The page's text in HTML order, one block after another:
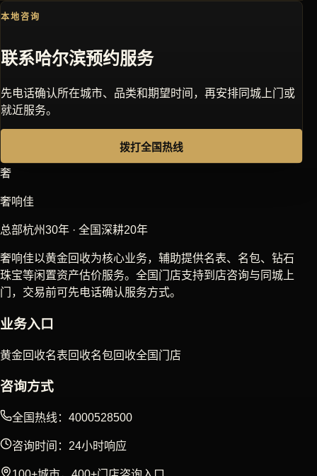
本地咨询
联系哈尔滨预约服务
先电话确认所在城市、品类和期望时间，再安排同城上门或
就近服务。
拨打全国热线
奢
奢响佳
总部杭州30年 · 全国深耕20年
奢响佳以黄金回收为核心业务，辅助提供名表、名包、钻石
珠宝等闲置资产估价服务。全国门店支持到店咨询与同城上
门，交易前可先电话确认服务方式。
业务入口
黄金回收名表回收名包回收全国门店
咨询方式
全国热线：4000528500
咨询时间：24小时响应